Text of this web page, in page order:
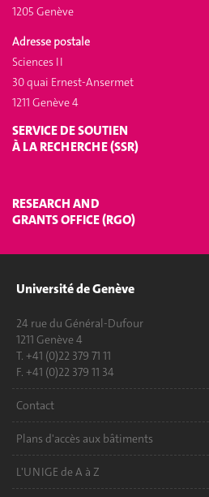
1205 Genève
Adresse postale
Sciences II
30 quai Ernest-Ansermet
1211 Genève 4
SERVICE DE SOUTIEN
À LA RECHERCHE (SSR)
RESEARCH AND
GRANTS OFFICE (RGO)
Université de Genève
24 rue du Général-Dufour
1211 Genève 4
T. +41 (0)22 379 71 11
F. +41 (0)22 379 11 34
Contact
Plans d'accès aux bâtiments
L'UNIGE de A à Z